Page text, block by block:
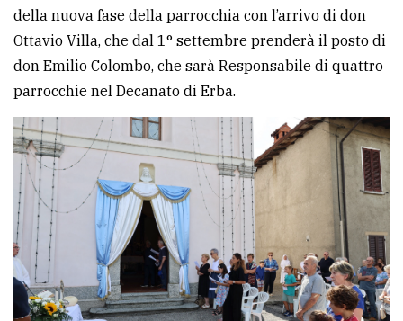
della nuova fase della parrocchia con l’arrivo di don
Ottavio Villa, che dal 1° settembre prenderà il posto di
don Emilio Colombo, che sarà Responsabile di quattro
parrocchie nel Decanato di Erba.